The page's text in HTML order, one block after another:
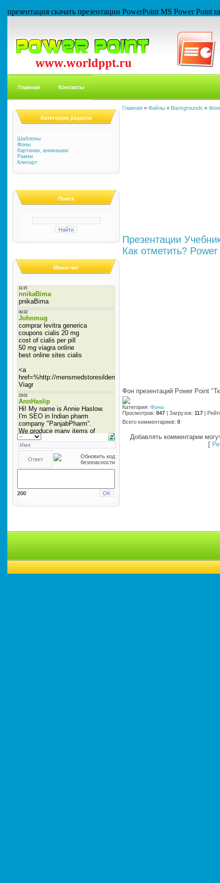
презентация скачать презентации PowerPoint MS Power
Главная Контакты
Категории раздела
Шаблоны
Фоны
Картинки, анимашки
Рамки
Клипарт
Поиск
Мини-чат
200
Главная » Файлы » Backgrounds »
Презентации
Как отметить?
Фон презентаций Power Point
Категория: Фоны
Просмотров: 847 | Загрузок: 117 |
Всего комментариев: 0
Добавлять комментарии
[